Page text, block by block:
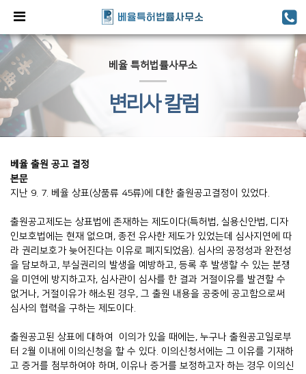
베율 특허법률사무소
변리사 칼럼
베율 출원 공고 결정
본문
지난 9. 7. 베율 상표(상품류 45류)에 대한 출원공고결정이 있었다.
출원공고제도는 상표법에 존재하는 제도이다(특허법, 실용신안법, 디자
인보호법에는 현재 없으며, 종전 유사한 제도가 있었는데 심사지연에 따
라 권리보호가 늦어진다는 이유로 폐지되었음). 심사의 공정성과 완전성
을 담보하고, 부실권리의 발생을 예방하고, 등록 후 발생할 수 있는 분쟁
을 미연에 방지하고자, 심사관이 심사를 한 결과 거절이유를 발견할 수
없거나, 거절이유가 해소된 경우, 그 출원 내용을 공중에 공고함으로써
심사의 협력을 구하는 제도이다.
출원공고된 상표에 대하여 이의가 있을 때에는, 누구나 출원공고일로부
터 2월 이내에 이의신청을 할 수 있다. 이의신청서에는 그 이유를 기재하
고 증거를 첨부하여야 하며, 이유나 증거를 보정하고자 하는 경우 이의신